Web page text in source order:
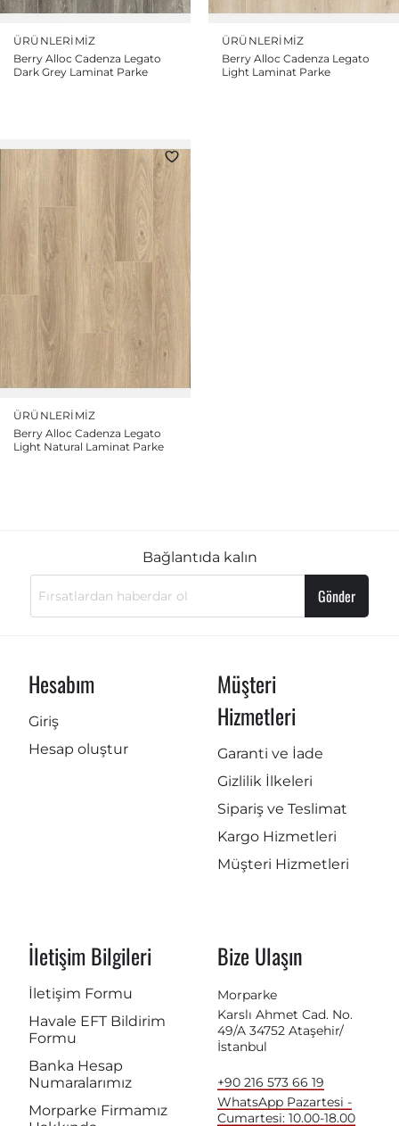
ÜRÜNLERIMIZ
Berry Alloc Cadenza Legato
Dark Grey Laminat Parke
ÜRÜNLERIMIZ
Berry Alloc Cadenza Legato
Light Laminat Parke
ÜRÜNLERIMIZ
Berry Alloc Cadenza Legato
Light Natural Laminat Parke
Bağlantıda kalın
Gönder
Hesabım
Giriş
Hesap oluştur
Müşteri
Hizmetleri
Garanti ve İade
Gizlilik İlkeleri
Sipariş ve Teslimat
Kargo Hizmetleri
Müşteri Hizmetleri
İletişim Bilgileri
İletişim Formu
Havale EFT Bildirim
Formu
Banka Hesap
Numaralarımız
Morparke Firmamız
Bize Ulaşın
Morparke
Karslı Ahmet Cad. No.
49/A 34752 Ataşehir/
İstanbul
+90 216 573 66 19
WhatsApp Pazartesi -
Cumartesi: 10.00-18.00